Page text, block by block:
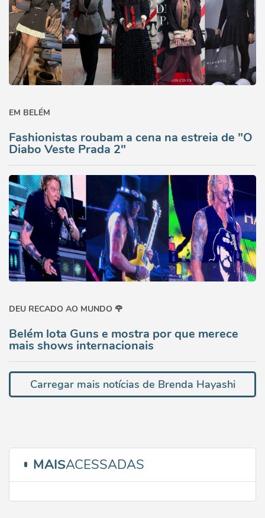
EM BELÉM
Fashionistas roubam a cena na estreia de "O
Diabo Veste Prada 2"
DEU RECADO AO MUNDO 🌹
Belém lota Guns e mostra por que merece
mais shows internacionais
Carregar mais notícias de Brenda Hayashi
MAISACESSADAS